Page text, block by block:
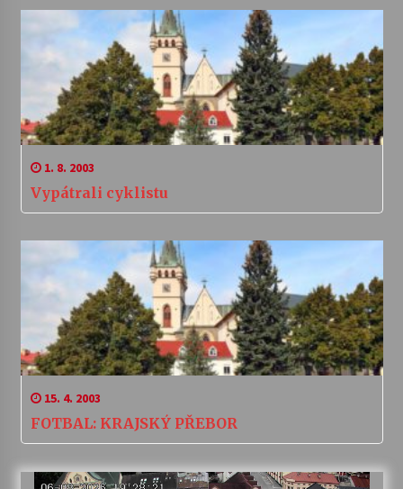
1. 8. 2003
Vypátrali cyklistu
15. 4. 2003
FOTBAL: KRAJSKÝ PŘEBOR